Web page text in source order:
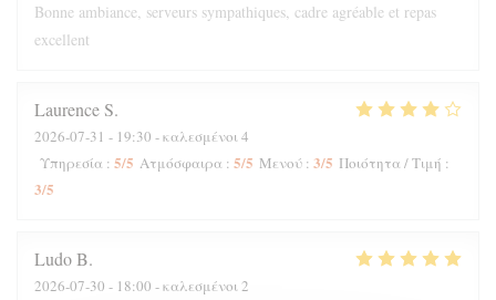
Bonne ambiance, serveurs sympathiques, cadre agréable et repas
excellent
Laurence S
2026-07-31 - 19:30 - καλεσμένοι 4
Υπηρεσία : 5/5 Ατμόσφαιρα : 5/5 Μενού : 3/5 Ποιότητα / Τιμή :
3/5
LudoB
2026-07-30 - 18:00 - καλεσμένοι 2